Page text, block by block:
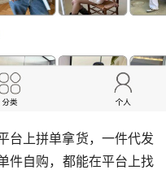
台上拼单拿货，一件代发
件自购，都能在平台上找